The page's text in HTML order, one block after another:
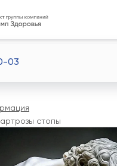
03
стопы